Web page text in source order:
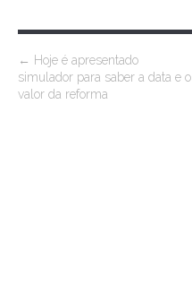
P
o
← Hoje é apresentado
simulador para saber a data e o
valor da reforma